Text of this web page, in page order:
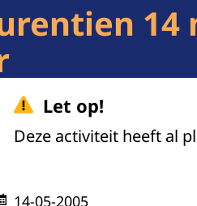
14
Let op!
Deze activiteit heeft al
14-05-2005